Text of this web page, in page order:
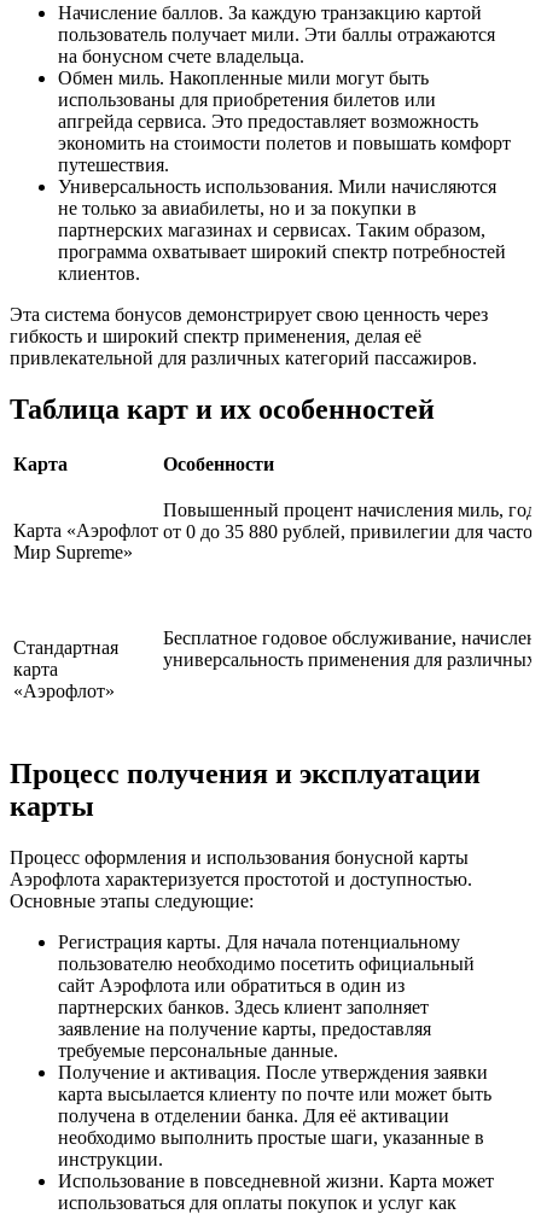
Начисление баллов. За каждую транзакцию картой
пользователь получает мили. Эти баллы отражаются
на бонусном счете владельца.
Обмен миль. Накопленные мили могут быть
использованы для приобретения билетов или
апгрейда сервиса. Это предоставляет возможность
экономить на стоимости полетов и повышать комфорт
путешествия.
Универсальность использования. Мили начисляются
не только за авиабилеты, но и за покупки в
партнерских магазинах и сервисах. Таким образом,
программа охватывает широкий спектр потребностей
клиентов.
Эта система бонусов демонстрирует свою ценность через
гибкость и широкий спектр применения, делая её
привлекательной для различных категорий пассажиров.
Таблица карт и их особенностей
Карта Особенности
Карта «Аэрофлот
Мир Supreme»
Повышенный процент начисления миль,
от 0 до 35 880 рублей, привилегии для
Стандартная
карта
«Аэрофлот»
Бесплатное годовое обслуживание,
универсальность применения для
Процесс получения и эксплуатации
карты
Процесс оформления и использования бонусной карты
Аэрофлота характеризуется простотой и доступностью.
Основные этапы следующие:
Регистрация карты. Для начала потенциальному
пользователю необходимо посетить официальный
сайт Аэрофлота или обратиться в один из
партнерских банков. Здесь клиент заполняет
заявление на получение карты, предоставляя
требуемые персональные данные.
Получение и активация. После утверждения заявки
карта высылается клиенту по почте или может быть
получена в отделении банка. Для её активации
необходимо выполнить простые шаги, указанные в
инструкции.
Использование в повседневной жизни. Карта может
использоваться для оплаты покупок и услуг как